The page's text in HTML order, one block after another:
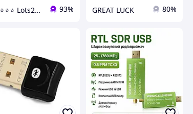
⭐️⭐️⭐️⭐️⭐️ Lots24.com.ua 93% GREAT LUCK 80%